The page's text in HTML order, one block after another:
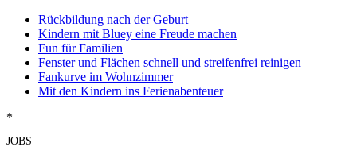
Rückbildung nach der Geburt
Kindern mit Bluey eine Freude machen
Fun für Familien
Fenster und Flächen schnell und streifenfrei reinigen
Fankurve im Wohnzimmer
Mit den Kindern ins Ferienabenteuer
*
JOBS